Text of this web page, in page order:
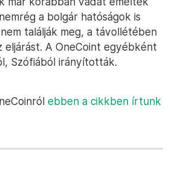
a bolgár hatóságok is
találják meg, a távollétében
eljárást. A OneCoint egyébként
Szófiából irányították.
ebben a cikkben írtunk